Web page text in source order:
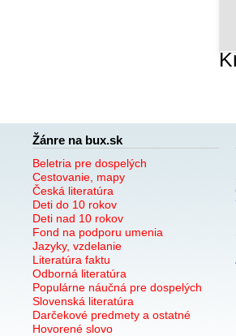
Žánre na bux.sk
Beletria pre dospelých
Cestovanie, mapy
Česká literatúra
Deti do 10 rokov
Deti nad 10 rokov
Fond na podporu umenia
Jazyky, vzdelanie
Literatúra faktu
Odborná literatúra
Populárne náučná pre dospelých
Slovenská literatúra
Darčekové predmety a ostatné
Hovorené slovo